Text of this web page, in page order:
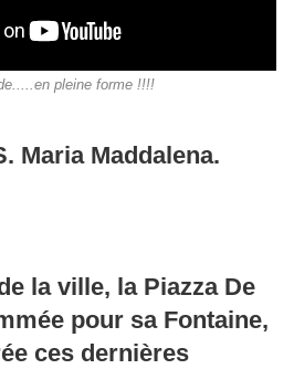
pleine forme !!!!
Maria Maddalena.
la ville, la Piazza De
pour sa Fontaine,
ces dernières